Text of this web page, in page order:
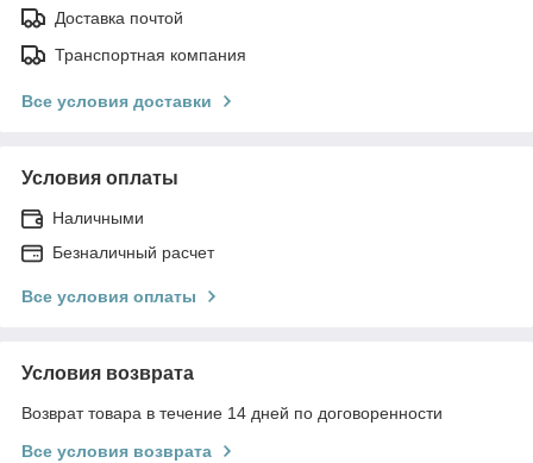
Доставка почтой
Транспортная компания
Все условия доставки
Условия оплаты
Наличными
Безналичный расчет
Все условия оплаты
Условия возврата
Возврат товара в течение 14 дней по договоренности
Все условия возврата